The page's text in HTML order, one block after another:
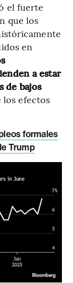
el fuerte
que los
en
a estar
de bajos
los efectos
formales
Trump